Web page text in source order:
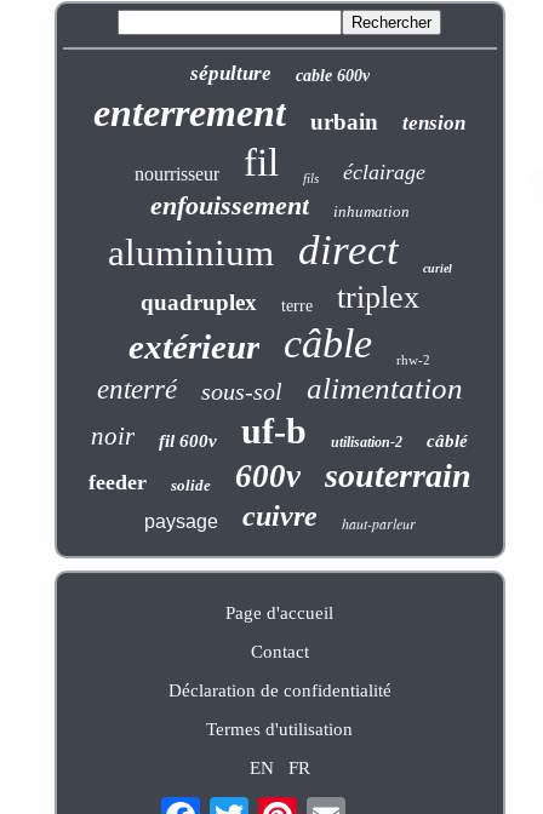
sépulture cable 600v
enterrement urbain tension
nourrisseur fil fils éclairage
enfouissement inhumation
aluminium direct curiel
quadruplex terre triplex
extérieur câble rhw-2
enterré sous-sol alimentation
noir fil 600v uf-b utilisation-2 câblé
feeder solide 600v souterrain
paysage cuivre haut-parleur
Page d'accueil
Contact
Déclaration de confidentialité
Termes d'utilisation
EN
FR